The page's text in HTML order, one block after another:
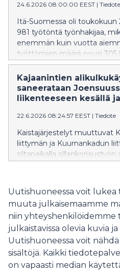
hyödyntäen.
mahdolliseen
muutokset
tarpeen huomattua, sillä
estää muutosmahdollisuuden.
24.6.2026 08:00:00 EEST | Tiedote
Itä-Suomessa oli
981 työtöntä työnhakijaa,
enemmän kuin vuotta
työttömien määrä nousi 305
Karjalassa 154 henkilöllä (+2
henkilöllä (+2 %).
Kajaanintien
saneerataan
liikenteeseen kesällä
22.6.2026 08:24:57 EEST | Tiedote
Kaistajärjestelyt muuttuvat
liittymän ja Kuurnankadun
siltapaikalla
Uutishuoneessa voit
muuta julkaisemaamme
niin yhteyshenkilöidemme
julkaistavissa olevia kuvia ja
Uutishuoneessa voit
sisältöjä. Kaikki
on vapaasti median